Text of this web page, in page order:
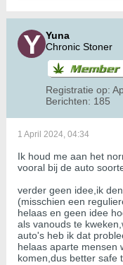
Yuna
Chronic Stoner
Registratie op:
Berichten: 185
1 April 2024, 04:34
Ik houd me aan het
vooral bij de auto
verder geen idee,ik
(misschien een
helaas en geen idee
als vanouds te
auto's heb ik dat
helaas aparte mensen
komen,dus better safe